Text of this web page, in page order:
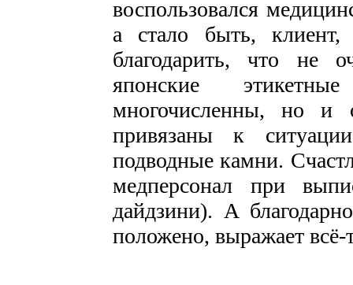
воспользовался
а стало быть,
благодарить, что не
японские
многочисленны, но и
привязаны к
подводные камни.
медперсонал при
дайдзини). А
положено, выражает всё-